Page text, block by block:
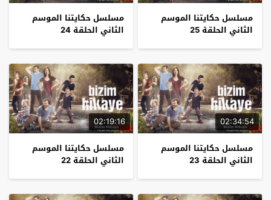
مسلسل حكايتنا الموسم
الثاني الحلقة 25
مسلسل حكايتنا الموسم
الثاني الحلقة 24
02:34:54
مسلسل حكايتنا الموسم
الثاني الحلقة 23
02:19:16
مسلسل حكايتنا الموسم
الثاني الحلقة 22